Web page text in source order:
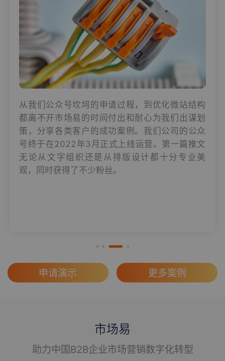
从我们公众号坎坷的申请过程，到优化微站结构
都离不开市场易的时间付出和耐心为我们出谋划
策，分享各类客户的成功案例。我们公司的公众
号终于在2022年3月正式上线运营。第一篇推文
无论从文字组织还是从排版设计都十分专业美
观，同时获得了不少粉丝。
申请演示 更多案例
市场易
助力中国B2B企业市场营销数字化转型